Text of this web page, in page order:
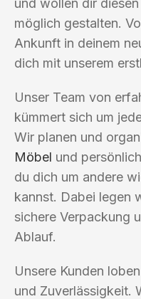
und wollen dir
möglich gestalten.
Ankunft in deinem
dich mit unserem
Unser Team von
kümmert sich um
Wir planen und
Möbel und
du dich um andere
kannst. Dabei legen
sichere Verpackung
Ablauf.
Unsere Kunden
und Zuverlässigkeit.